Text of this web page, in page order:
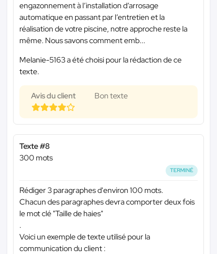
engazonnement à l’installation d’arrosage
automatique en passant par l’entretien et la
réalisation de votre piscine, notre approche reste la
même. Nous savons comment emb...
Melanie-5163 a été choisi pour la rédaction de ce
texte.
Avis du client Bon texte
Texte #8
300 mots
TERMINÉ
Rédiger 3 paragraphes d'environ 100 mots.
Chacun des paragraphes devra comporter deux fois
le mot clé "Taille de haies"
.
Voici un exemple de texte utilisé pour la
communication du client :